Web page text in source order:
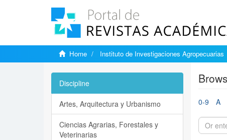
Home Instituto de Investigaciones Agropecuarias
0-9 A
Discipline
Artes, Arquitectura y Urbanismo
Ciencias Agrarias, Forestales y
Veterinarias